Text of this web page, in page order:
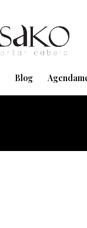
Blog
Visual??